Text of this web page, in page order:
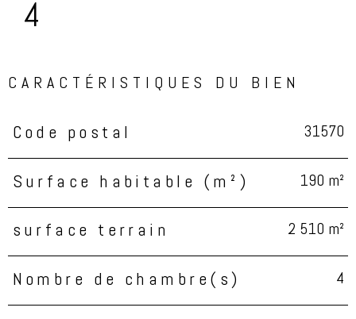
4
CARACTÉRISTIQUES DU BIEN
Caractéristiques Valeurs
Code postal 31570
Surface habitable (m²) 190 m²
surface terrain 2 510 m²
Nombre de chambre(s) 4